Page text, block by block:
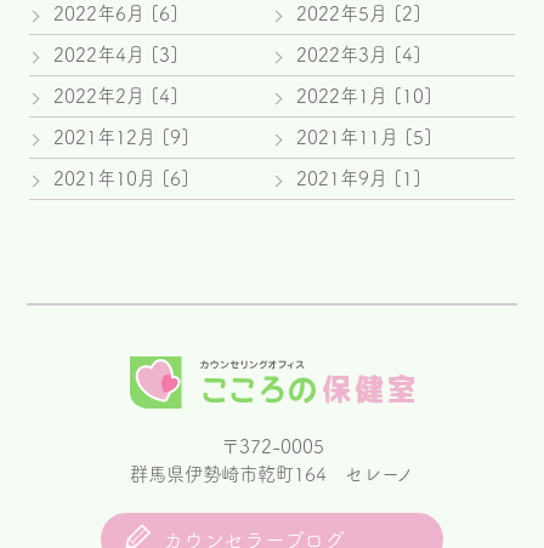
2022年6月 [6] 2022年5月 [2]
2022年4月 [3] 2022年3月 [4]
2022年2月 [4] 2022年1月 [10]
2021年12月 [9] 2021年11月 [5]
2021年10月 [6] 2021年9月 [1]
〒372-0005
群馬県伊勢崎市乾町164 セレーノ
カウンセラーブログ